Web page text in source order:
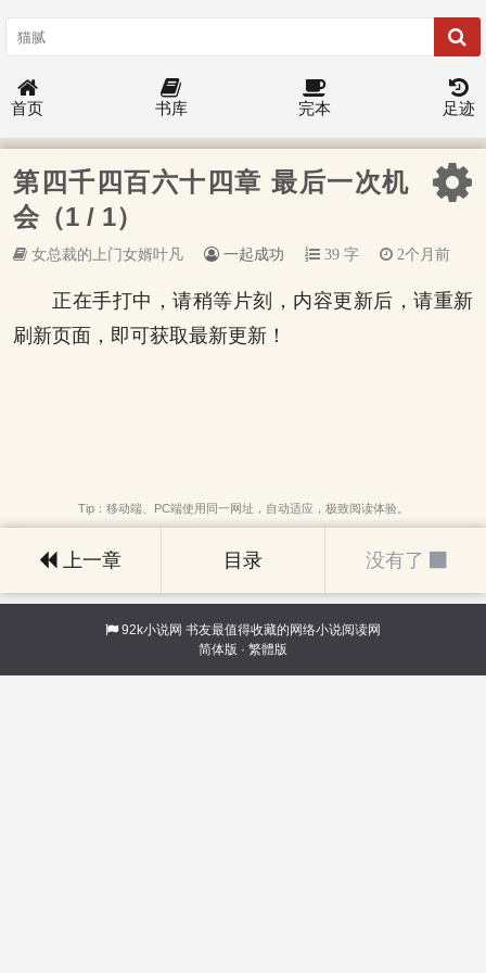
首页 书库 完本 足迹
第四千四百六十四章 最后一次机
会（1 / 1）
女总裁的上门女婿叶凡 一起成功 39 字 2个月前
正在手打中，请稍等片刻，内容更新后，请重新
刷新页面，即可获取最新更新！
Tip：移动端、PC端使用同一网址，自动适应，极致阅读体验。
上一章 目录 没有了
92k小说网 书友最值得收藏的网络小说阅读网
简体版 · 繁體版